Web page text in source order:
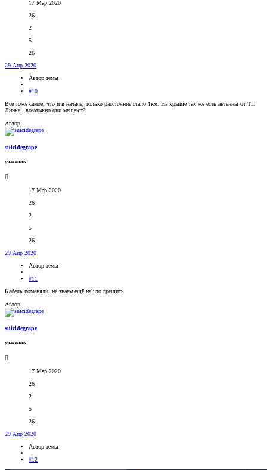
17 Мар 2020
26
2
5
26
29 Апр 2020
Автор темы
#10
Все тоже самое, что и в начале, только расстояние стало 1км. На крыше так же есть антенны от ТП
Линка , возможно они мешают?
Автор
suicidegrape
участник
17 Мар 2020
26
2
5
26
29 Апр 2020
Автор темы
#11
Кабель поменяли, не знаем ещё на что грешить
Автор
suicidegrape
участник
17 Мар 2020
26
2
5
26
29 Апр 2020
Автор темы
#12